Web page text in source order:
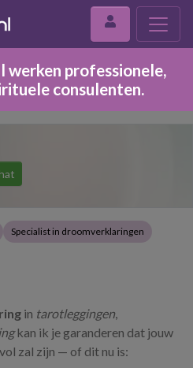
werken professionele,
consulenten.
Specialist in droomverklaringen
in tarotleggingen,
kan ik je garanderen dat jouw
zal zijn — of dit nu is: